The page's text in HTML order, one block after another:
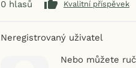
0 hlasů Kvalitní příspěvek
Neregistrovaný uživatel
Nebo můžete